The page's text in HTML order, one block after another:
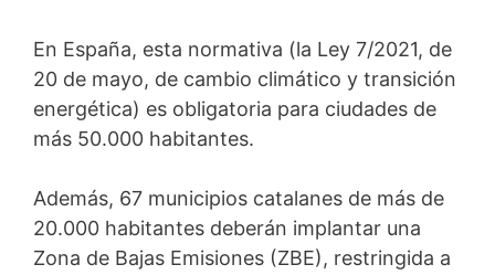
En España, esta normativa (la Ley 7/2021, de
20 de mayo, de cambio climático y transición
energética) es obligatoria para ciudades de
más 50.000 habitantes.
Además, 67 municipios catalanes de más de
20.000 habitantes deberán implantar una
Zona de Bajas Emisiones (ZBE), restringida a